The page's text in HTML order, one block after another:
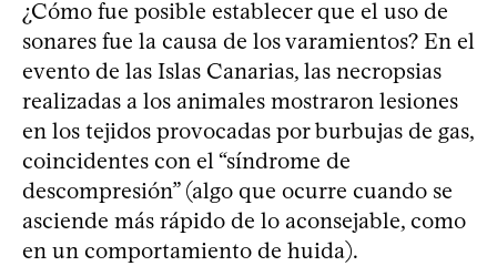
¿Cómo fue posible establecer que el uso de
sonares fue la causa de los varamientos? En el
evento de las Islas Canarias, las necropsias
realizadas a los animales mostraron lesiones
en los tejidos provocadas por burbujas de gas,
coincidentes con el “síndrome de
descompresión” (algo que ocurre cuando se
asciende más rápido de lo aconsejable, como
en un comportamiento de huida).